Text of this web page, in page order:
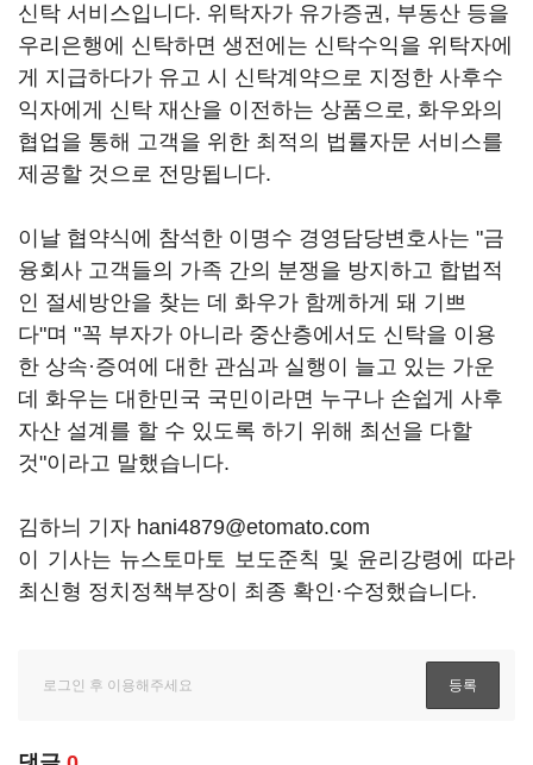
신탁 서비스입니다. 위탁자가 유가증권, 부동산 등을
우리은행에 신탁하면 생전에는 신탁수익을 위탁자에
게 지급하다가 유고 시 신탁계약으로 지정한 사후수
익자에게 신탁 재산을 이전하는 상품으로, 화우와의
협업을 통해 고객을 위한 최적의 법률자문 서비스를
제공할 것으로 전망됩니다.
이날 협약식에 참석한 이명수 경영담당변호사는 "금
융회사 고객들의 가족 간의 분쟁을 방지하고 합법적
인 절세방안을 찾는 데 화우가 함께하게 돼 기쁘
다"며 "꼭 부자가 아니라 중산층에서도 신탁을 이용
한 상속·증여에 대한 관심과 실행이 늘고 있는 가운
데 화우는 대한민국 국민이라면 누구나 손쉽게 사후
자산 설계를 할 수 있도록 하기 위해 최선을 다할
것"이라고 말했습니다.
김하늬 기자 hani4879@etomato.com
이 기사는 뉴스토마토 보도준칙 및 윤리강령에 따라
최신형 정치정책부장이 최종 확인·수정했습니다.